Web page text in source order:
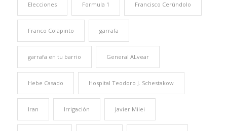
Elecciones Formula 1 Francisco Cerúndolo
Franco Colapinto garrafa
garrafa en tu barrio General ALvear
Hebe Casado Hospital Teodoro J. Schestakow
Iran Irrigación Javier Milei